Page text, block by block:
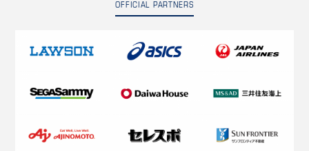
OFFICIAL PARTNERS